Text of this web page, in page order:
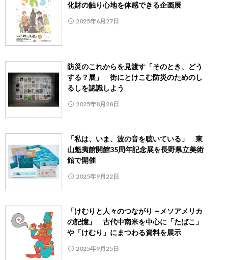
化財の触り心地を体感できる企画展
2025年6月27日
防災のこれからを見渡す「そのとき、どう
する？展」 街にとけこむ防災のためのし
るしを認識しよう
2025年8月28日
「私は、いま、波の音を聴いている」 東
山魁夷館開館35周年記念展を長野県立美術
館で開催
2025年9月22日
「けむりと人々のつながり ―メソアメリカ
の記憶」 古代中南米を中心に「たばこ」
や「けむり」にまつわる資料を展示
2025年9月25日